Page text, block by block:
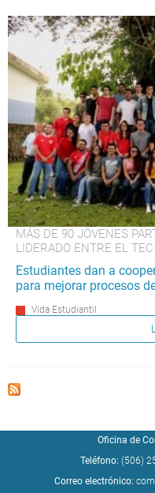
MÁS DE 90 JÓVENES
LIDERADO ENTRE EL
Estudiantes dan a
para mejorar procesos
Vida Estudiantil
Oficina de
Teléfono: (506)
Correo electrónico: